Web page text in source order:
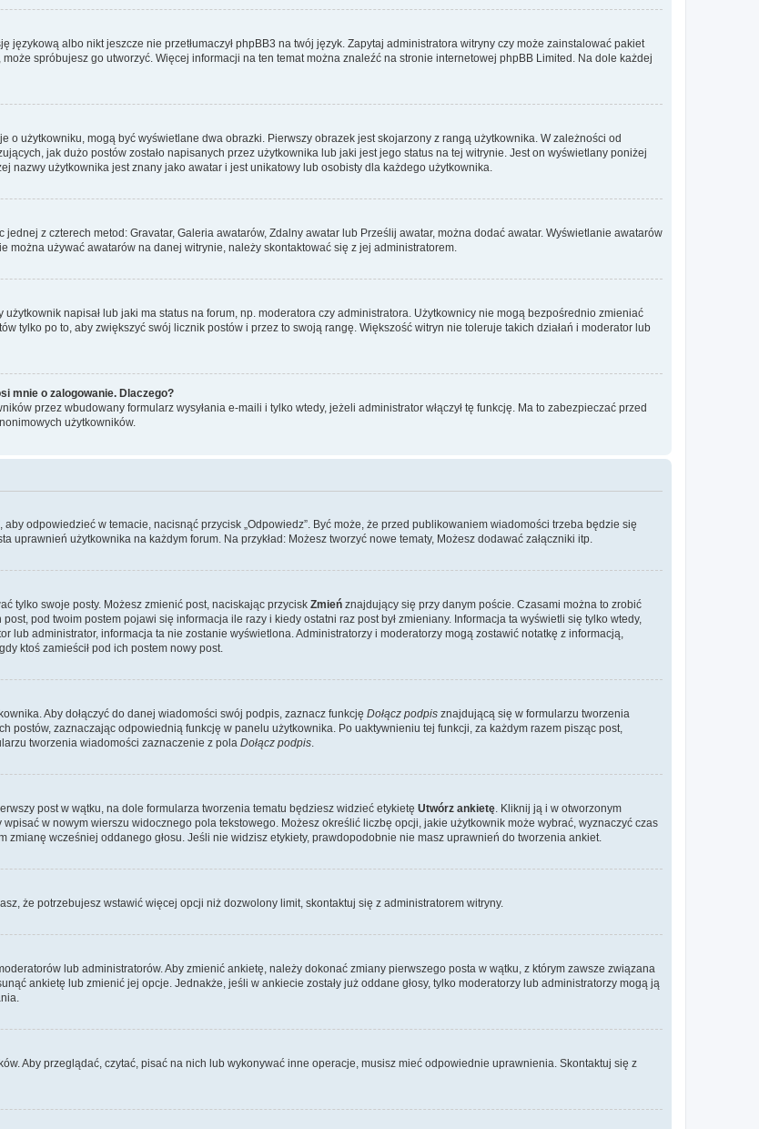
językową albo nikt jeszcze nie przetłumaczył phpBB3 na twój język. Zapytaj administratora witryny czy może zainstalować pakiet
spróbujesz go utworzyć. Więcej informacji na ten temat można znaleźć na stronie internetowej phpBB Limited. Na dole każdej
o użytkowniku, mogą być wyświetlane dwa obrazki. Pierwszy obrazek jest skojarzony z rangą użytkownika. W zależności od
jak dużo postów zostało napisanych przez użytkownika lub jaki jest jego status na tej witrynie. Jest on wyświetlany poniżej
nazwy użytkownika jest znany jako awatar i jest unikatowy lub osobisty dla każdego użytkownika.
jednej z czterech metod: Gravatar, Galeria awatarów, Zdalny awatar lub Prześlij awatar, można dodać awatar. Wyświetlanie awatarów
używać awatarów na danej witrynie, należy skontaktować się z jej administratorem.
napisał lub jaki ma status na forum, np. moderatora czy administratora. Użytkownicy nie mogą bezpośrednio zmieniać
tylko po to, aby zwiększyć swój licznik postów i przez to swoją rangę. Większość witryn nie toleruje takich działań i moderator lub
mnie o zalogowanie. Dlaczego?
przez wbudowany formularz wysyłania e-maili i tylko wtedy, jeżeli administrator włączył tę funkcję. Ma to zabezpieczać przed
użytkowników.
odpowiedzieć w temacie, nacisnąć przycisk „Odpowiedz”. Być może, że przed publikowaniem wiadomości trzeba będzie się
użytkownika na każdym forum. Na przykład: Możesz tworzyć nowe tematy, Możesz dodawać załączniki itp.
tylko swoje posty. Możesz zmienić post, naciskając przycisk Zmień znajdujący się przy danym poście. Czasami można to zrobić
pod twoim postem pojawi się informacja ile razy i kiedy ostatni raz post był zmieniany. Informacja ta wyświetli się tylko wtedy,
lub administrator, informacja ta nie zostanie wyświetlona. Administratorzy i moderatorzy mogą zostawić notatkę z informacją,
ktoś zamieścił pod ich postem nowy post.
Aby dołączyć do danej wiadomości swój podpis, zaznacz funkcję Dołącz podpis znajdującą się w formularzu tworzenia
postów, zaznaczając odpowiednią funkcję w panelu użytkownika. Po uaktywnieniu tej funkcji, za każdym razem pisząc post,
tworzenia wiadomości zaznaczenie z pola Dołącz podpis
post w wątku, na dole formularza tworzenia tematu będziesz widzieć etykietę Utwórz ankietę . Kliknij ją i w otworzonym
w nowym wierszu widocznego pola tekstowego. Możesz określić liczbę opcji, jakie użytkownik może wybrać, wyznaczyć czas
wcześniej oddanego głosu. Jeśli nie widzisz etykiety, prawdopodobnie nie masz uprawnień do tworzenia ankiet.
że potrzebujesz wstawić więcej opcji niż dozwolony limit, skontaktuj się z administratorem witryny.
lub administratorów. Aby zmienić ankietę, należy dokonać zmiany pierwszego posta w wątku, z którym zawsze związana
ankietę lub zmienić jej opcje. Jednakże, jeśli w ankiecie zostały już oddane głosy, tylko moderatorzy lub administratorzy mogą ją
Aby przeglądać, czytać, pisać na nich lub wykonywać inne operacje, musisz mieć odpowiednie uprawnienia. Skontaktuj się z